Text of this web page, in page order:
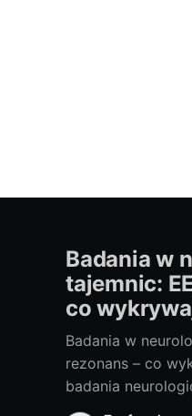
Badania w
tajemnic:
co
Badania w
rezonans – co
badania
znaczenieJako